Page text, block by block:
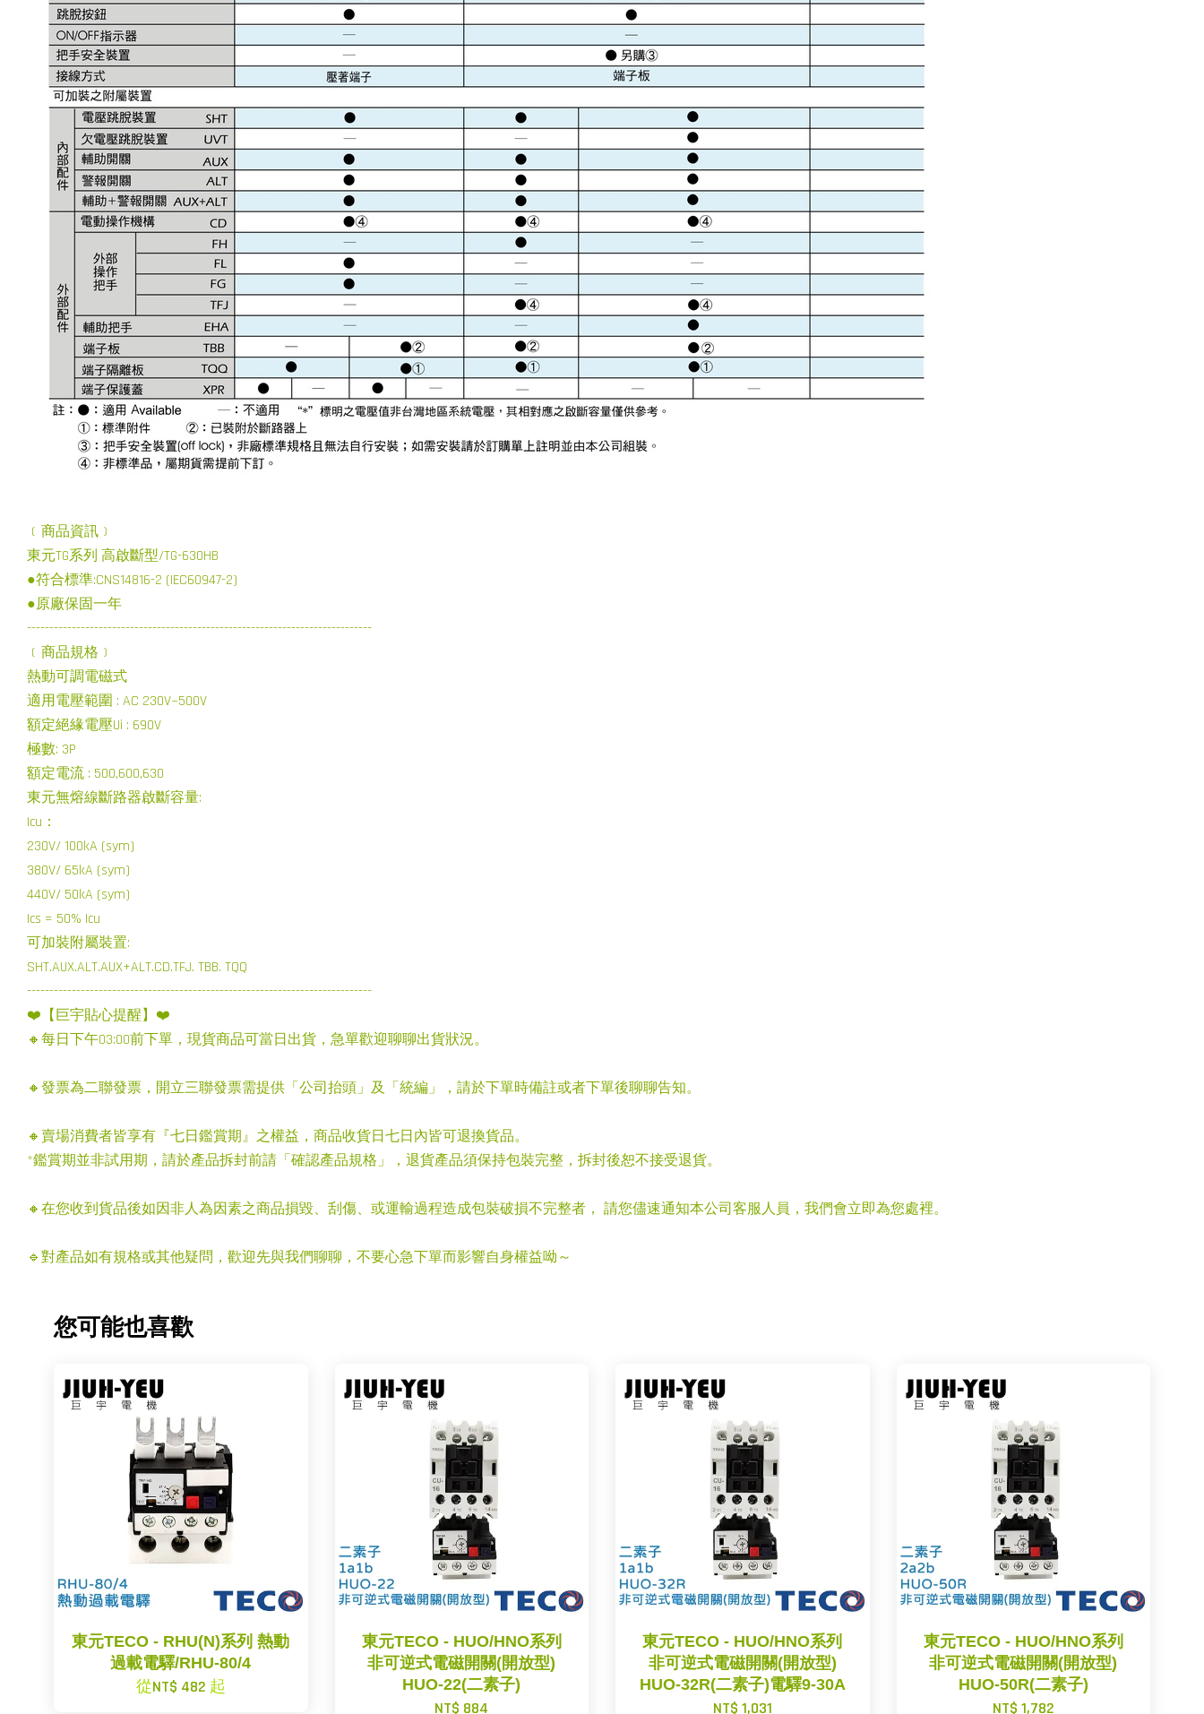
﹝商品資訊﹞
東元TG系列 高啟斷型/TG-630HB
●符合標準:CNS14816-2 (IEC60947-2)
●原廠保固一年
-----------------------------------------------------------------------------
﹝商品規格﹞
熱動可調電磁式
適用電壓範圍 : AC 230V~500V
額定絕緣電壓Ui : 690V
極數: 3P
額定電流 : 500,600,630
東元無熔線斷路器啟斷容量:
Icu：
230V/ 100kA (sym)
380V/ 65kA (sym)
440V/ 50kA (sym)
Ics = 50% Icu
可加裝附屬裝置:
SHT.AUX.ALT.AUX+ALT.CD.TFJ. TBB. TQQ
-----------------------------------------------------------------------------
❤️【巨宇貼心提醒】❤️
🔸每日下午03:00前下單，現貨商品可當日出貨，急單歡迎聊聊出貨狀況。
🔸發票為二聯發票，開立三聯發票需提供「公司抬頭」及「統編」，請於下單時備註或者下單後聊聊告知。
🔸賣場消費者皆享有『七日鑑賞期』之權益，商品收貨日七日內皆可退換貨品。
*鑑賞期並非試用期，請於產品拆封前請「確認產品規格」，退貨產品須保持包裝完整，拆封後恕不接受退貨。
🔸在您收到貨品後如因非人為因素之商品損毀、刮傷、或運輸過程造成包裝破損不完整者， 請您儘速通知本公司客服人員，我們會立即為您處裡。
🔹對產品如有規格或其他疑問，歡迎先與我們聊聊，不要心急下單而影響自身權益呦～
您可能也喜歡
東元TECO - RHU(N)系列 熱動
過載電驛/RHU-80/4
從NT$ 482 起
東元TECO - HUO/HNO系列
非可逆式電磁開關(開放型)
HUO-22(二素子)
NT$ 884
東元TECO - HUO/HNO系列
非可逆式電磁開關(開放型)
HUO-32R(二素子)電驛9-30A
NT$ 1,031
東元TECO - HUO/HNO系列
非可逆式電磁開關(開放型)
HUO-50R(二素子)
NT$ 1,782